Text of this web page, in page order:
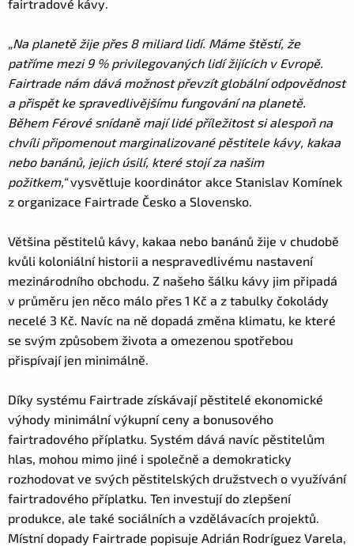
fairtradové kávy.
„Na planetě žije přes 8 miliard lidí. Máme štěstí, že
patříme mezi 9 % privilegovaných lidí žijících v Evropě.
Fairtrade nám dává možnost převzít globální odpovědnost
a přispět ke spravedlivějšímu fungování na planetě.
Během Férové snídaně mají lidé příležitost si alespoň na
chvíli připomenout marginalizované pěstitele kávy, kakaa
nebo banánů, jejich úsilí, které stojí za našim
požitkem,“vysvětluje koordinátor akce Stanislav Komínek
z organizace Fairtrade Česko a Slovensko.
Většina pěstitelů kávy, kakaa nebo banánů žije v chudobě
kvůli koloniální historii a nespravedlivému nastavení
mezinárodního obchodu. Z našeho šálku kávy jim připadá
v průměru jen něco málo přes 1 Kč a z tabulky čokolády
necelé 3 Kč. Navíc na ně dopadá změna klimatu, ke které
se svým způsobem života a omezenou spotřebou
přispívají jen minimálně.
Díky systému Fairtrade získávají pěstitelé ekonomické
výhody minimální výkupní ceny a bonusového
fairtradového příplatku. Systém dává navíc pěstitelům
hlas, mohou mimo jiné i společně a demokraticky
rozhodovat ve svých pěstitelských družstvech o využívání
fairtradového příplatku. Ten investují do zlepšení
produkce, ale také sociálních a vzdělávacích projektů.
Místní dopady Fairtrade popisuje Adrián Rodríguez Varela,